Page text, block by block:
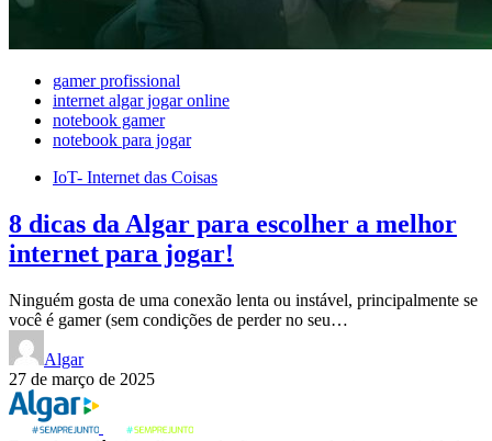
gamer profissional
internet algar jogar online
notebook gamer
notebook para jogar
IoT- Internet das Coisas
8 dicas da Algar para escolher a melhor
internet para jogar!
Ninguém gosta de uma conexão lenta ou instável, principalmente se
você é gamer (sem condições de perder no seu…
Algar
27 de março de 2025